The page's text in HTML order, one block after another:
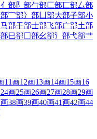
亻部 阝部勹部匚部匸部厶部
冖部冫部 凵部大部子部小
马部干部士部飞部广部土部
巳部囗部幺部氵部弋部艹
11画12画13画14画15画16
24画25画26画27画28画29画
38画39画40画41画42画44